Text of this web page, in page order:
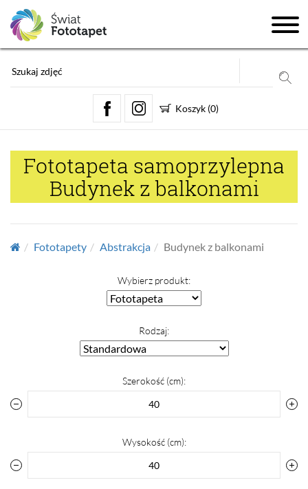
Koszyk (0)
Fototapeta samoprzylepna
Budynek z balkonami
Fototapety Abstrakcja Budynek z balkonami
Wybierz produkt:
Rodzaj:
Szerokość (cm):
Wysokość (cm):